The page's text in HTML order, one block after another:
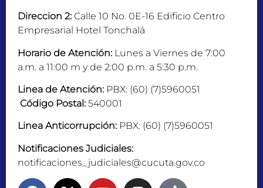
Direccion 2: Calle 10 No. 0E-16 Edificio Centro
Empresarial Hotel Tonchalá
Horario de Atención: Lunes a Viernes de 7:00
a.m. a 11:00 m y de 2:00 p.m. a 5:30 p.m.
Linea de Atención: PBX: (60) (7)5960051
Código Postal: 540001
Linea Anticorrupción: PBX: (60) (7)5960051
Notificaciones Judiciales:
notificaciones_judiciales@cucuta.gov.co